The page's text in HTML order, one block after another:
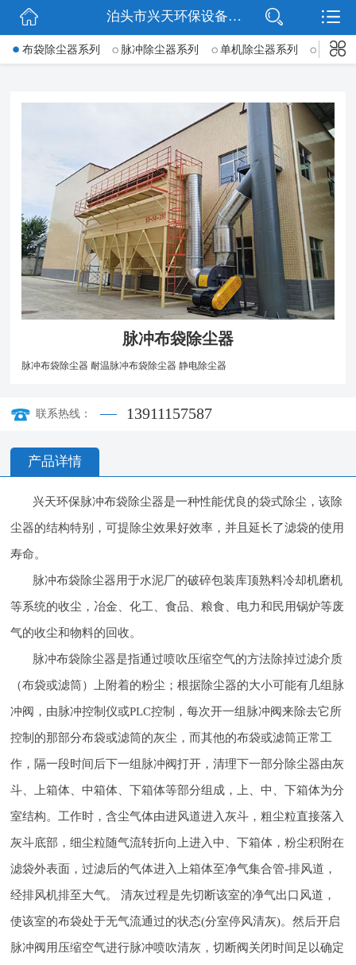
网站首页
新闻动态
产品展示
公司微信
联系我们
泊头市兴天环保设备有限公司
布袋除尘器系列 脉冲除尘器系列 单机除尘器系列 锅炉
脉冲布袋除尘器
脉冲布袋除尘器耐温脉冲布袋除尘器静电除尘器
联系热线： 13911157587
产品详情
兴天环保脉冲布袋除尘器是一种性能优良的袋式除尘，该除
尘器的结构特别，可提除尘效果好效率，并且延长了滤袋的使用
寿命。
脉冲布袋除尘器用于水泥厂的破碎包装库顶熟料冷却机磨机
等系统的收尘，冶金、化工、食品、粮食、电力和民用锅炉等废
气的收尘和物料的回收。
脉冲布袋除尘器是指通过喷吹压缩空气的方法除掉过滤介质
（布袋或滤筒）上附着的粉尘；根据除尘器的大小可能有几组脉
冲阀，由脉冲控制仪或PLC控制，每次开一组脉冲阀来除去它所
控制的那部分布袋或滤筒的灰尘，而其他的布袋或滤筒正常工
作，隔一段时间后下一组脉冲阀打开，清理下一部分除尘器由灰
斗、上箱体、中箱体、下箱体等部分组成，上、中、下箱体为分
室结构。工作时，含尘气体由进风道进入灰斗，粗尘粒直接落入
灰斗底部，细尘粒随气流转折向上进入中、下箱体，粉尘积附在
滤袋外表面，过滤后的气体进入上箱体至净气集合管-排风道，
经排风机排至大气。 清灰过程是先切断该室的净气出口风道，
使该室的布袋处于无气流通过的状态(分室停风清灰)。然后开启
脉冲阀用压缩空气进行脉冲喷吹清灰，切断阀关闭时间足以确定